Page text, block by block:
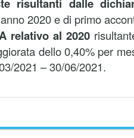
risultanti dalle
2020 e di primo
relativo al 2020
dello 0,40% per
2021 – 30/06/2021.